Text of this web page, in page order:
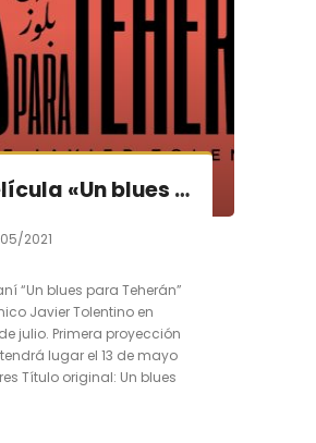
Estrena la película «Un blues para Teherán» de Javier Tolentino
2021
“Un blues para Teherán”
Javier Tolentino en
julio. Primera proyección
lugar el 13 de mayo
Título original: Un blues